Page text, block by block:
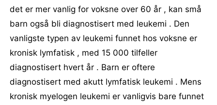
det er mer vanlig for voksne over 60 år , kan små
barn også bli diagnostisert med leukemi . Den
vanligste typen av leukemi funnet hos voksne er
kronisk lymfatisk , med 15 000 tilfeller
diagnostisert hvert år . Barn er oftere
diagnostisert med akutt lymfatisk leukemi . Mens
kronisk myelogen leukemi er vanligvis bare funnet